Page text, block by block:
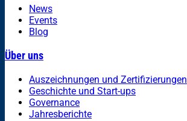
News
Events
Blog
Über uns
Auszeichnungen und Zertifizierungen
Geschichte und Start-ups
Governance
Jahresberichte